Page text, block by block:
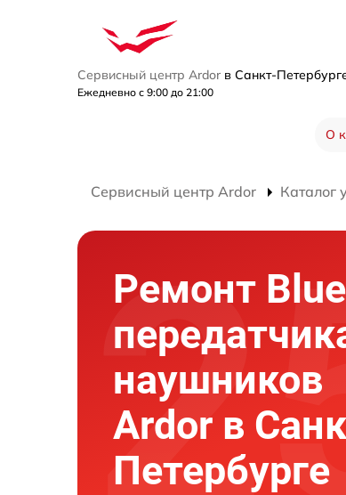
Сервисный центр Ardor в Санкт-
Ежедневно с 9:00 до 21:00
О
Сервисный центр Ardor Каталог
Ремонт
наушников
Ardor в
Петербурге